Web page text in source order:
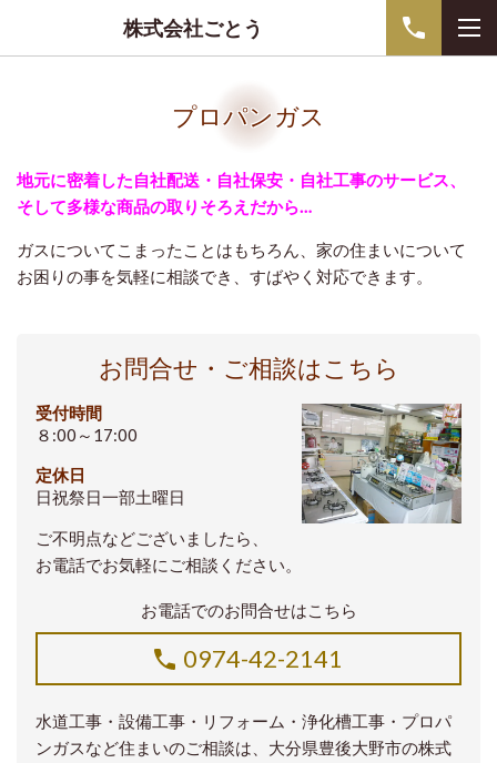
株式会社ごとう
プロパンガス
地元に密着した自社配送・自社保安・自社工事のサービス、
そして多様な商品の取りそろえだから…
ガスについてこまったことはもちろん、家の住まいについて
お困りの事を気軽に相談でき、すばやく対応できます。
お問合せ・ご相談はこちら
受付時間
８:00～17:00
定休日
日祝祭日一部土曜日
ご不明点などございましたら、
お電話でお気軽にご相談ください。
お電話でのお問合せはこちら
0974-42-2141
水道工事・設備工事・リフォーム・浄化槽工事・プロパ
ンガスなど住まいのご相談は、大分県豊後大野市の株式